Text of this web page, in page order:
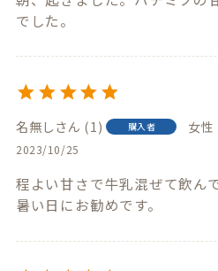
でした。
名無し 1 購入者 女性
2023/10/25
程よい甘さで牛乳混ぜて飲んで
暑い日にお勧めです。